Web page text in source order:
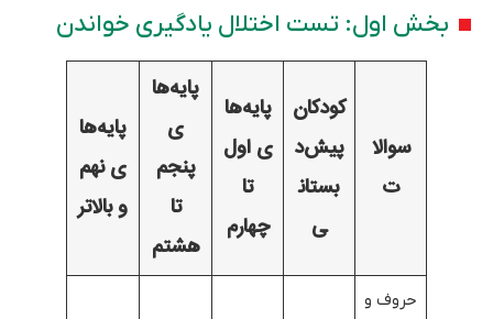
بخش اول: تست اختلال یادگیری خواندن
سوالا
ت
کودکان
پیش‌د
بستان
ی
پایه‌ها
ی اول
تا
چهارم
پایه‌ها
ی
پنجم
تا
هشتم
پایه‌ها
ی نهم
و بالاتر
حروف و